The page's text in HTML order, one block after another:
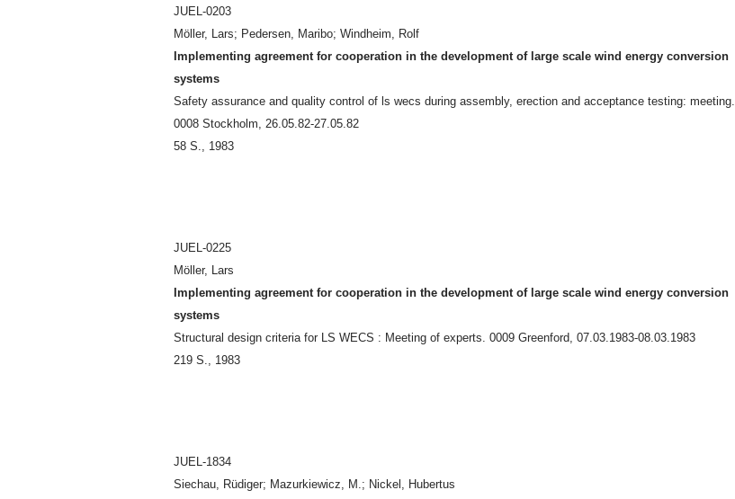
JUEL-0203
Möller, Lars; Pedersen, Maribo; Windheim, Rolf
Implementing agreement for cooperation in the development of large scale wind energy conversion
systems
Safety assurance and quality control of ls wecs during assembly, erection and acceptance testing: meeting.
0008 Stockholm, 26.05.82-27.05.82
58 S., 1983
JUEL-0225
Möller, Lars
Implementing agreement for cooperation in the development of large scale wind energy conversion
systems
Structural design criteria for LS WECS : Meeting of experts. 0009 Greenford, 07.03.1983-08.03.1983
219 S., 1983
JUEL-1834
Siechau, Rüdiger; Mazurkiewicz, M.; Nickel, Hubertus